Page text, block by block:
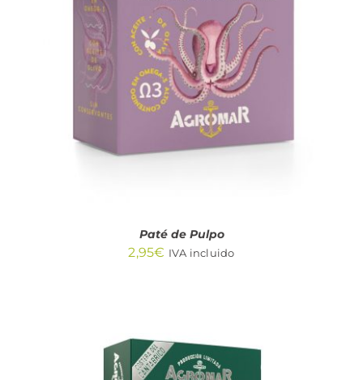
AÑADIR AL CARRITO
/
DETALLES
Paté de Pulpo
2,95€ IVA incluido